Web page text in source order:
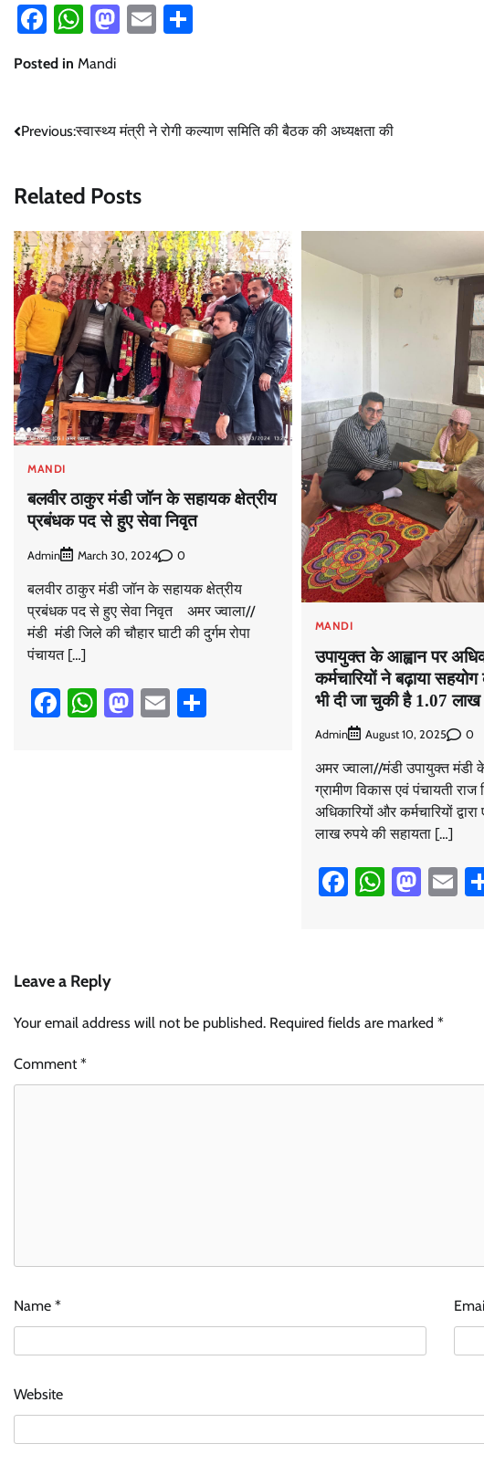
Facebook
WhatsApp
Mastodon
Email
Posted in Mandi
Post
Previous:स्वास्थ्य मंत्री ने रोगी कल्याण समिति की बैठक की अध्यक्षता की
Related Posts
MANDI
बलवीर ठाकुर मंडी जॉन के सहायक क्षेत्रीय
प्रबंधक पद से हुए सेवा निवृत
Admin March 30, 2024 0
बलवीर ठाकुर मंडी जॉन के सहायक क्षेत्रीय
प्रबंधक पद से हुए सेवा निवृत अमर ज्वाला//
मंडी मंडी जिले की चौहार घाटी की दुर्गम रोपा
पंचायत […]
Facebook
WhatsApp
Mastodon
Email
MANDI
उपायुक्त के आह्वान पर
कर्मचारियों ने बढ़ाया
भी दी जा चुकी है 1.07 लाख
Admin August 10, 2025 0
अमर ज्वाला//मंडी उपायुक्त
ग्रामीण विकास एवं पंचायती राज
अधिकारियों और कर्मचारियों
लाख रुपये की सहायता […]
Facebook
Leave a Reply
Your email address will not be published. Required fields are marked *
Comment*
Name *
Website